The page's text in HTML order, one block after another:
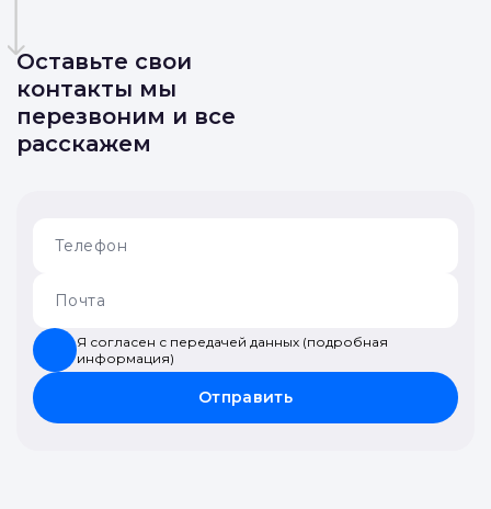
Оставьте свои
контакты мы
перезвоним и все
расскажем
Я согласен с передачей данных (подробная
информация)
Отправить